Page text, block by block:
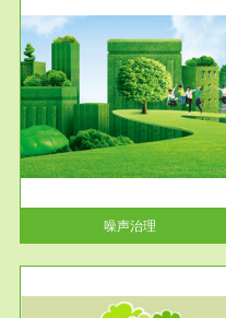
噪声治理
服务范围
废气处理工程